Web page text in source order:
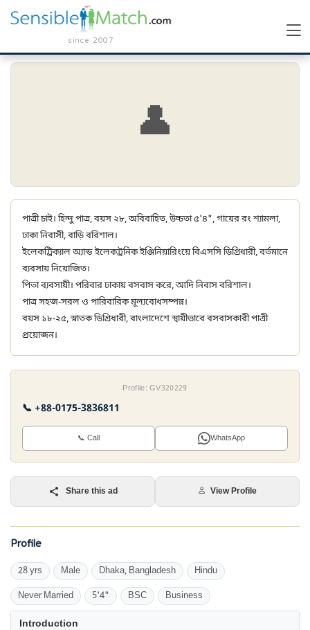
since 2007
👤
পাত্রী চাই। হিন্দু পাত্র, বয়স ২৮, অবিবাহিত, উচ্চতা ৫'৪", গায়ের রং শ্যামলা,
ঢাকা নিবাসী, বাড়ি বরিশাল।
ইলেকট্রিক্যাল অ্যান্ড ইলেকট্রনিক ইঞ্জিনিয়ারিংয়ে বিএসসি ডিগ্রিধারী, বর্তমানে
ব্যবসায় নিয়োজিত।
পিতা ব্যবসায়ী। পরিবার ঢাকায় বসবাস করে, আদি নিবাস বরিশাল।
পাত্র সহজ-সরল ও পারিবারিক মূল্যবোধসম্পন্ন।
বয়স ১৮-২৫, স্নাতক ডিগ্রিধারী, বাংলাদেশে স্থায়ীভাবে বসবাসকারী পাত্রী
প্রয়োজন।
Profile: GV320229
📞 +88-0175-3836811
📞 Call WhatsApp
Share this ad View Profile
Profile
28 yrs Male Dhaka, Bangladesh Hindu
Never Married 5'4" BSC Business
Introduction